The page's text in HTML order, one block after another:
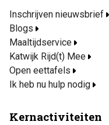
Inschrijven nieuwsbrief
Blogs
Maaltijdservice
Katwijk Rijd(t) Mee
Open eettafels
Ik heb nu hulp nodig
Kernactiviteiten